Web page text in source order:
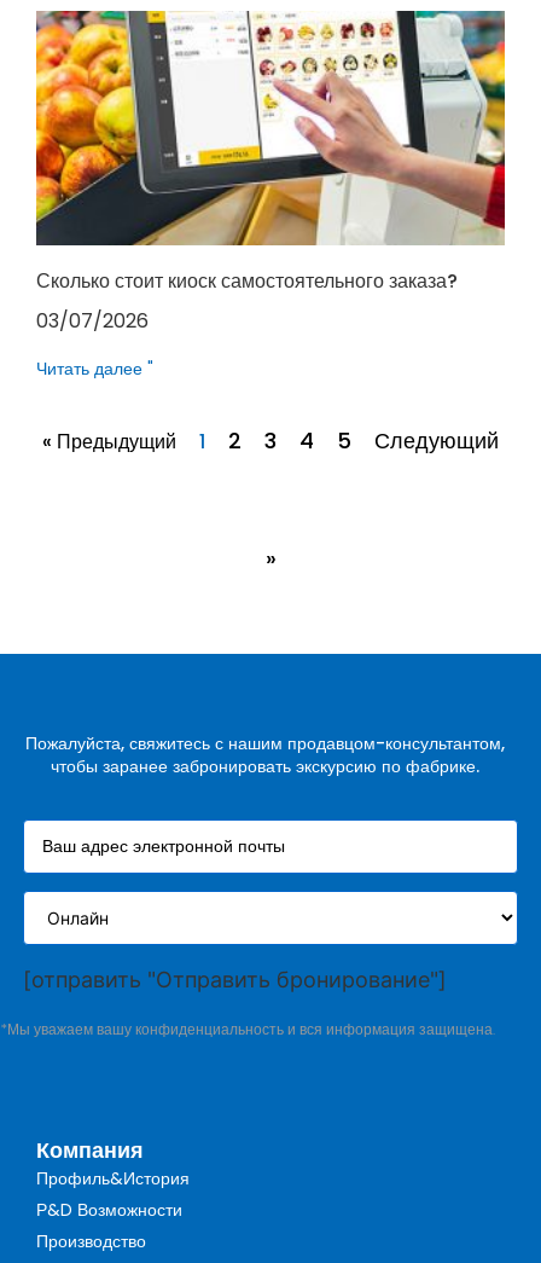
Сколько стоит киоск самостоятельного заказа?
03/07/2026
Читать далее "
« Предыдущий 1 2 3 4 5 Следующий
»
Пожалуйста, свяжитесь с нашим продавцом-консультантом,
чтобы заранее забронировать экскурсию по фабрике.
[отправить "Отправить бронирование"]
*Мы уважаем вашу конфиденциальность и вся информация защищена.
Компания
Профиль&История
Р&D Возможности
Производство